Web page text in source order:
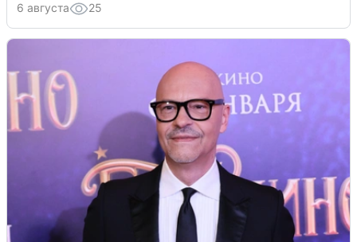
6 августа 25